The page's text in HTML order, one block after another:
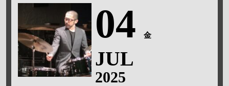
04 金
JUL
2025